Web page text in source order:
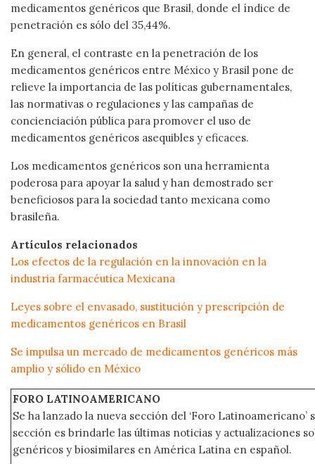
medicamentos genéricos que Brasil, donde el índice de
penetración es sólo del 35,44%.
En general, el contraste en la penetración de los
medicamentos genéricos entre México y Brasil pone de
relieve la importancia de las políticas gubernamentales,
las normativas o regulaciones y las campañas de
concienciación pública para promover el uso de
medicamentos genéricos asequibles y eficaces.
Los medicamentos genéricos son una herramienta
poderosa para apoyar la salud y han demostrado ser
beneficiosos para la sociedad tanto mexicana como
brasileña.
Artículos relacionados
Los efectos de la regulación en la innovación en la
industria farmacéutica Mexicana
Leyes sobre el envasado, sustitución y prescripción de
medicamentos genéricos en Brasil
Se impulsa un mercado de medicamentos genéricos más
amplio y sólido en México
FORO LATINOAMERICANO
Se ha lanzado la nueva sección del ‘Foro
sección es brindarle las últimas noticias y actualizaciones
genéricos y biosimilares en América Latina en español.